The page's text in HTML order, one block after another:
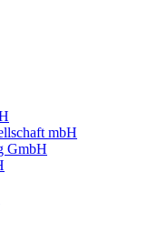
mbH
GmbH